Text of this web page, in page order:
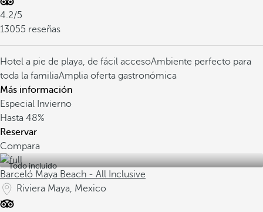
4.2/5
13055 reseñas
Hotel a pie de playa, de fácil accesoAmbiente perfecto para
toda la familiaAmplia oferta gastronómica
Más información
Especial Invierno
Hasta 48%
Reservar
Compara
Todo incluido
Barceló Maya Beach - All Inclusive
Riviera Maya, Mexico